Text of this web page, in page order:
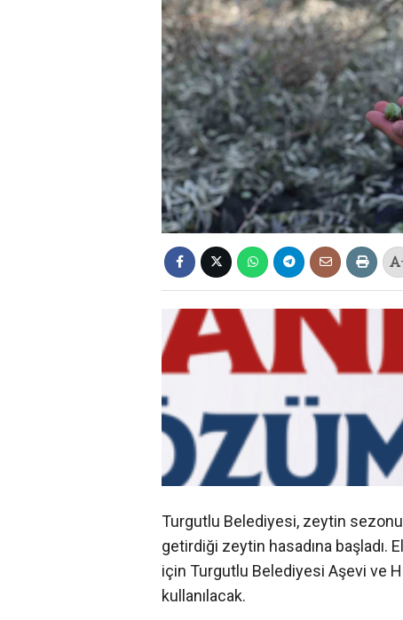
Turgutlu Belediyesi, zeytin
getirdiği zeytin hasadına başladı.
için Turgutlu Belediyesi Aşevi ve
kullanılacak.